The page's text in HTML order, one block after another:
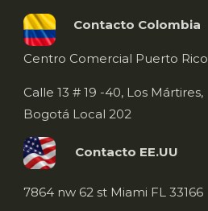
Contacto Colombia
Centro Comercial Puerto Rico
Calle 13 # 19 -40, Los Mártires,
Bogotá Local 202
Contacto EE.UU
7864 nw 62 st Miami FL 33166